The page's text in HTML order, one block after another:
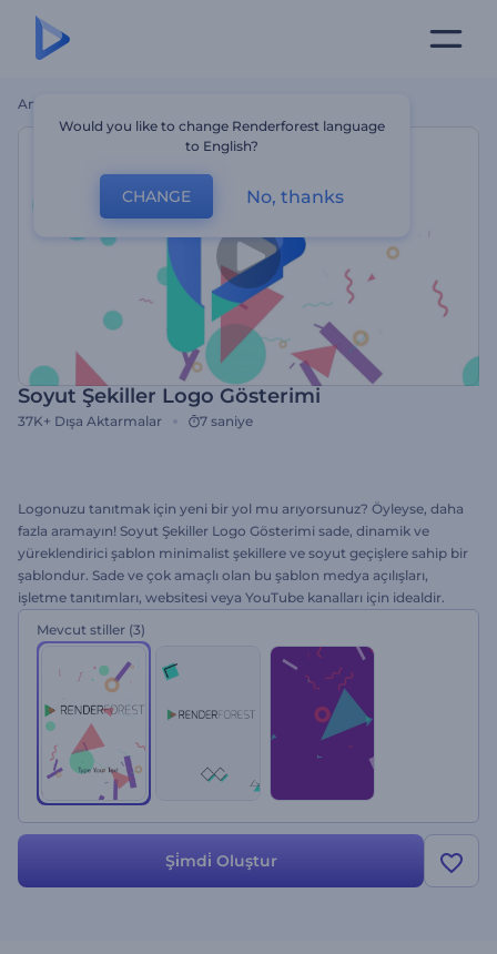
Ana Sayfa
Soyut Şekiller Logo Gösterimi
37K+ Dışa Aktarmalar 7 saniye
Logonuzu tanıtmak için yeni bir yol mu arıyorsunuz? Öyleyse, daha
fazla aramayın! Soyut Şekiller Logo Gösterimi sade, dinamik ve
yüreklendirici şablon minimalist şekillere ve soyut geçişlere sahip bir
şablondur. Sade ve çok amaçlı olan bu şablon medya açılışları,
işletme tanıtımları, websitesi veya YouTube kanalları için idealdir.
ve Önizleme tuşuna tıklayın. Hemen deneyin - ücretsiz!
Mevcut stiller (3)
Şi̇mdi̇ Oluştur
Would you like to change Renderforest language
to English?
CHANGE No, thanks